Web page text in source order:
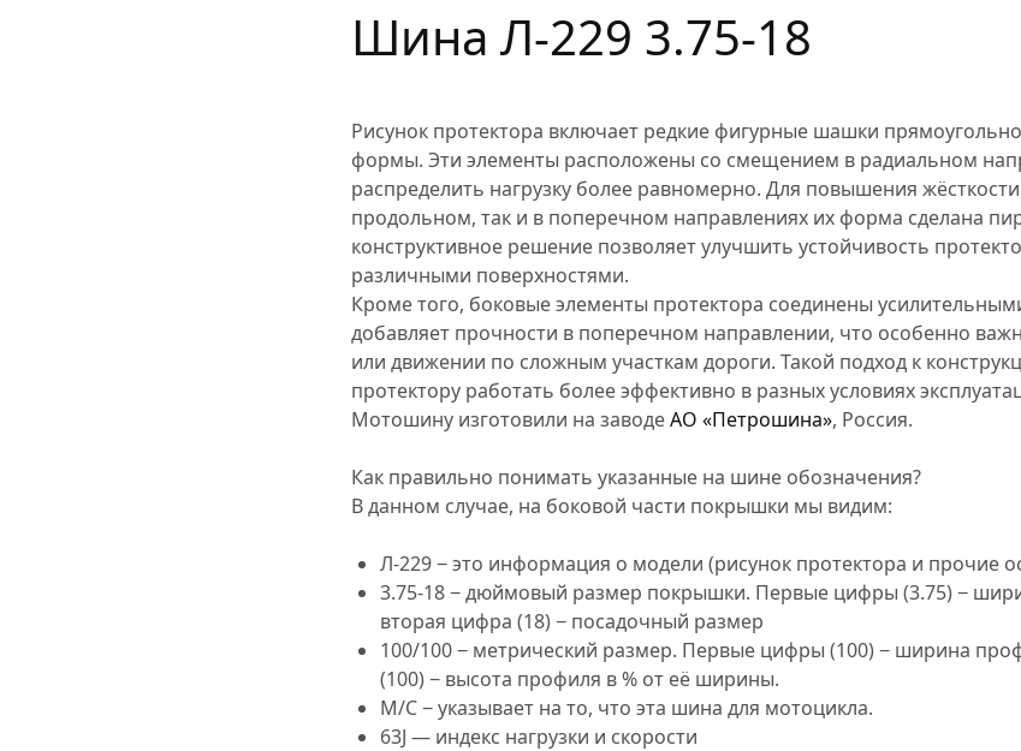
Шина Л-229 3.75-18
Рисунок протектора включает редкие фигурные шашки
формы. Эти элементы расположены со смещением в радиальном
распределить нагрузку более равномерно. Для повышения
продольном, так и в поперечном направлениях их форма сделана
конструктивное решение позволяет улучшить устойчивость
различными поверхностями.
Кроме того, боковые элементы протектора соединены
добавляет прочности в поперечном направлении, что особенно
или движении по сложным участкам дороги. Такой подход к
протектору работать более эффективно в разных условиях
Мотошину изготовили на заводеАО «Петрошина», Россия.
Как правильно понимать указанные на шине обозначения?
В данном случае, на боковой части покрышки мы видим:
Л-229 − это информация о модели (рисунок протектора и прочие
3.75-18 − дюймовый размер покрышки. Первые цифры (3.75) −
вторая цифра (18) − посадочный размер
100/100 − метрический размер. Первые цифры (100) − ширина
(100) − высота профиля в % от её ширины.
M/C − указывает на то, что эта шина для мотоцикла.
63J — индекс нагрузки и скорости